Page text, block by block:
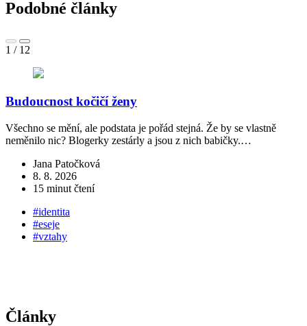
Podobné články
1 / 12
Budoucnost kočičí ženy
Všechno se mění, ale podstata je pořád stejná. Že by se vlastně
neměnilo nic? Blogerky zestárly a jsou z nich babičky.…
Jana Patočková
8. 8. 2026
15 minut čtení
#identita
#eseje
#vztahy
Články